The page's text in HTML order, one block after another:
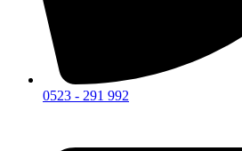
0523 - 291 992